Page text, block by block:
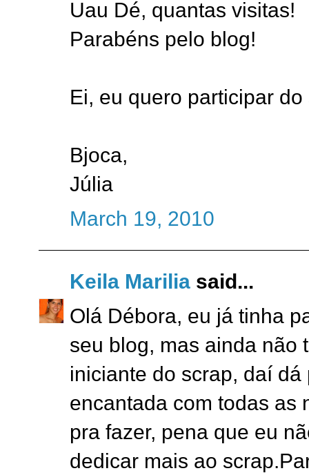
Uau Dé, quantas visitas!
Parabéns pelo blog!
Ei, eu quero participar
Bjoca,
Júlia
March 19, 2010
Keila Marilia said...
Olá Débora, eu já tinha
seu blog, mas ainda não
iniciante do scrap, daí
encantada com todas as
pra fazer, pena que eu
dedicar mais ao